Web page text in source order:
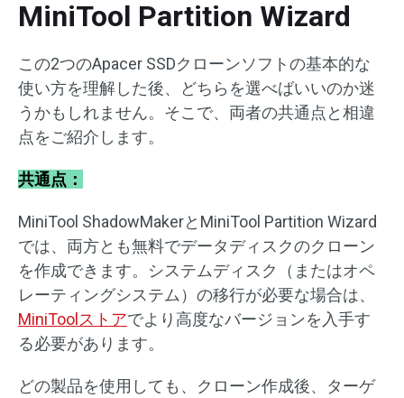
MiniTool Partition Wizard
この2つのApacer SSDクローンソフトの基本的な
使い方を理解した後、どちらを選べばいいのか迷
うかもしれません。そこで、両者の共通点と相違
点をご紹介します。
共通点：
MiniTool ShadowMakerとMiniTool Partition Wizard
では、両方とも無料でデータディスクのクローン
を作成できます。システムディスク（またはオペ
レーティングシステム）の移行が必要な場合は、
MiniToolストアでより高度なバージョンを入手す
る必要があります。
どの製品を使用しても、クローン作成後、ターゲ